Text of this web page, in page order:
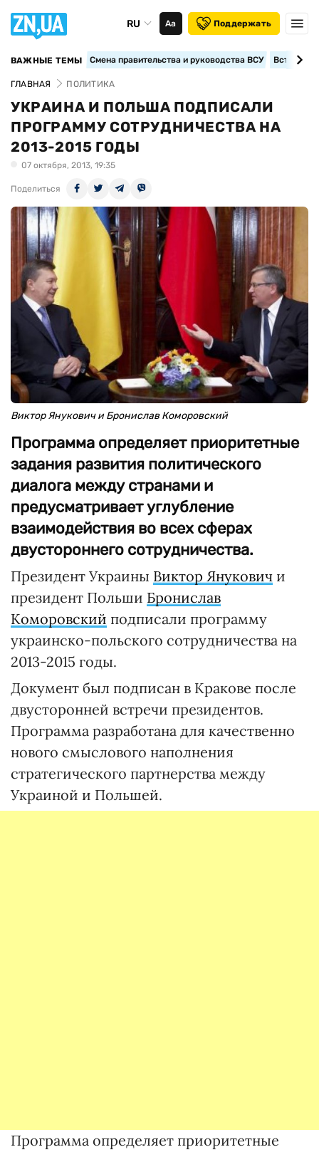
RU Аа Поддержать
ВАЖНЫЕ ТЕМЫ Смена правительства и руководства ВСУ
ГЛАВНАЯ ПОЛИТИКА
УКРАИНА И ПОЛЬША ПОДПИСАЛИ
ПРОГРАММУ СОТРУДНИЧЕСТВА НА
2013-2015 ГОДЫ
07 октября, 2013, 19:35
Поделиться
Виктор Янукович и Бронислав Коморовский
Программа определяет приоритетные
задания развития политического
диалога между странами и
предусматривает углубление
взаимодействия во всех сферах
двустороннего сотрудничества.
Президент Украины Виктор Янукович и
президент Польши Бронислав
Коморовский подписали программу
украинско-польского сотрудничества на
2013-2015 годы.
Документ был подписан в Кракове после
двусторонней встречи президентов.
Программа разработана для качественно
нового смыслового наполнения
стратегического партнерства между
Украиной и Польшей.
Программа определяет приоритетные